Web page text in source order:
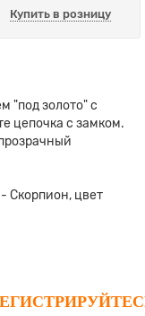
Купить в розницу
"под золото" с
цепочка с замком.
Скорпион, цвет